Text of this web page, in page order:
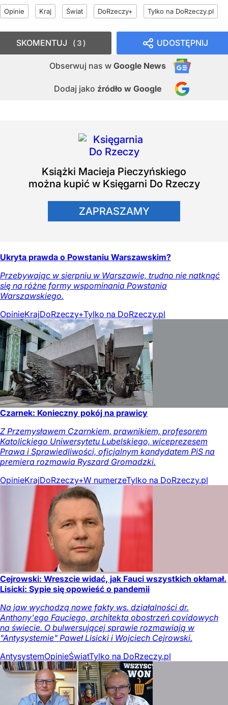
Opinie Kraj Świat DoRzeczy+ Tylko na DoRzeczy.pl
UDOSTĘPNIJ
Obserwuj nas w Google News
Dodaj jako źródło w Google
SKOMENTUJ 3
Książki Macieja Pieczyńskiego
można kupić w Księgarni Do Rzeczy
ZAPRASZAMY
Ukryta prawda o Powstaniu Warszawskim?
Przebywając w sierpniu w Warszawie, trudno nie natknąć
się na różne formy wspominania Powstania
Warszawskiego.
OpinieKrajDoRzeczy+Tylko na DoRzeczy.pl
Czarnek: Konieczny pokój na prawicy
Z Przemysławem Czarnkiem, prawnikiem, profesorem
Katolickiego Uniwersytetu Lubelskiego, wiceprezesem
Prawa i Sprawiedliwości, oficjalnym kandydatem PiS na
premiera rozmawia Ryszard Gromadzki.
OpinieKrajDoRzeczy+W numerzeTylko na DoRzeczy.pl
Cejrowski: Wreszcie widać, jak Fauci wszystkich okłamał.
Lisicki: Sypie się opowieść o pandemii
Na jaw wychodzą nowe fakty ws. działalności dr.
Anthony'ego Fauciego, architekta obostrzeń covidowych
na świecie. O bulwersującej sprawie rozmawiają w
"Antysystemie" Paweł Lisicki i Wojciech Cejrowski.
AntysystemOpinieŚwiatTylko na DoRzeczy.pl